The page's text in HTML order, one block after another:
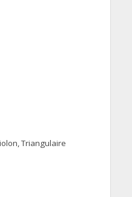
Triangulaire